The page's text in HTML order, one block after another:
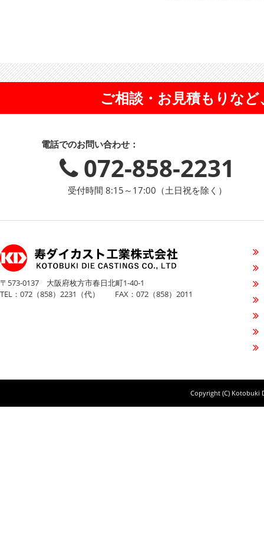
ご相談・お見積もりな
電話でのお問い合わせ：
072-858-2231
受付時間 8:15～17:00（土日祝を除く）
〒573-0137 大阪府枚方市春日北町1-40-1
TEL：072（858）2231（代） FAX：072（858）2011
Copyright (C) Kotobuki